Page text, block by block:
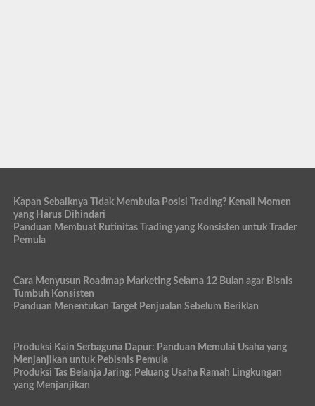
Kapan Sebaiknya Tidak Membuka Posisi Trading? Kenali Momen
yang Harus Dihindari
Panduan Membuat Rutinitas Trading yang Konsisten untuk Trader
Pemula
Cara Menyusun Roadmap Marketing Selama 12 Bulan agar Bisnis
Tumbuh Konsisten
Panduan Menentukan Target Penjualan Sebelum Beriklan
Produksi Kain Serbaguna Dapur: Panduan Memulai Usaha yang
Menjanjikan untuk Pebisnis Pemula
Produksi Tas Belanja Jaring: Peluang Usaha Ramah Lingkungan
yang Menjanjikan